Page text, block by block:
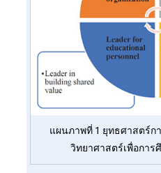
แผนภาพที่ 1 ยุทธศาสตร์ก
วิทยาศาสตร์เพื่อการ